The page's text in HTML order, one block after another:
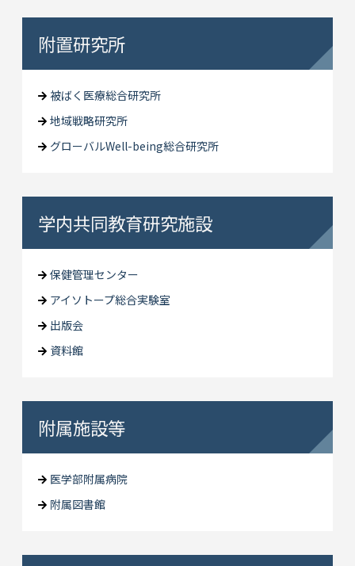
附置研究所
被ばく医療総合研究所
地域戦略研究所
グローバルWell-being総合研究所
学内共同教育研究施設
保健管理センター
アイソトープ総合実験室
出版会
資料館
附属施設等
医学部附属病院
附属図書館